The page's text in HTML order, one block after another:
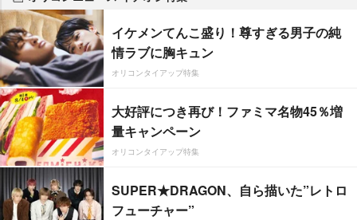
イケメンてんこ盛り！尊すぎる男子の純
情ラブに胸キュン
オリコンタイアップ特集
大好評につき再び！ファミマ名物45％増
量キャンペーン
オリコンタイアップ特集
SUPER★DRAGON、自ら描いた”レトロ
フューチャー”